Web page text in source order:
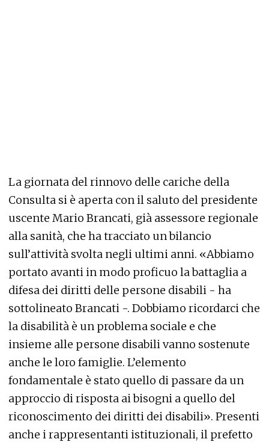
La giornata del rinnovo delle cariche della
Consulta si è aperta con il saluto del presidente
uscente Mario Brancati, già assessore regionale
alla sanità, che ha tracciato un bilancio
sull’attività svolta negli ultimi anni. «Abbiamo
portato avanti in modo proficuo la battaglia a
difesa dei diritti delle persone disabili - ha
sottolineato Brancati -. Dobbiamo ricordarci che
la disabilità è un problema sociale e che
insieme alle persone disabili vanno sostenute
anche le loro famiglie. L’elemento
fondamentale è stato quello di passare da un
approccio di risposta ai bisogni a quello del
riconoscimento dei diritti dei disabili». Presenti
anche i rappresentanti istituzionali, il prefetto